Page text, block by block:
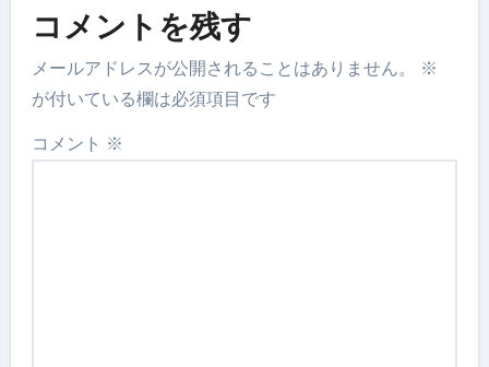
コメントを残す
メールアドレスが公開されることはありません。
※
が付いている欄は必須項目です
コメント ※